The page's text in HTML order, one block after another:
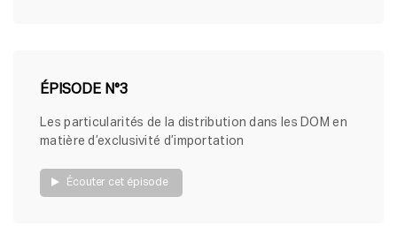
ÉPISODE N°3
Les particularités de la distribution dans les DOM en
matière d’exclusivité d’importation
Écouter cet épisode